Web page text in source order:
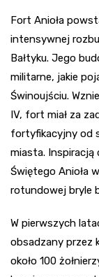
Fort Anioła
intensywnej
Bałtyku. Jego
militarne, jakie
Świnoujściu.
IV, fort miał za
fortyfikacyjny od
miasta. Inspiracją
Świętego Anioła
rotundowej bryle
W pierwszych
obsadzany przez
około 100